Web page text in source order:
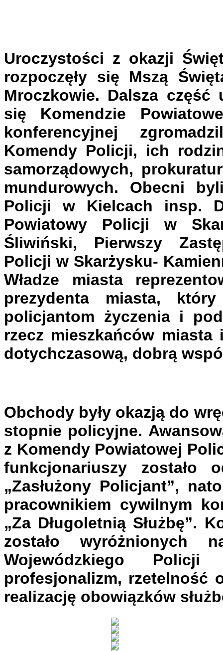
Uroczystości z okazji
rozpoczęły się Mszą
Mroczkowie. Dalsza część
się Komendzie
konferencyjnej
Komendy Policji, ich
samorządowych,
mundurowych. Obecni
Policji w Kielcach insp.
Powiatowy Policji w
Śliwiński, Pierwszy
Policji w Skarżysku-
Władze miasta
prezydenta miasta,
policjantom życzenia i
rzecz mieszkańców miasta
dotychczasową, dobrą
Obchody były okazją do
stopnie policyjne.
z Komendy Powiatowej
funkcjonariuszy zostało
„Zasłużony Policjant”,
pracownikiem cywilnym
„Za Długoletnią Służbę”.
zostało wyróżnionych
Wojewódzkiego
profesjonalizm, rzetelność
realizację obowiązków